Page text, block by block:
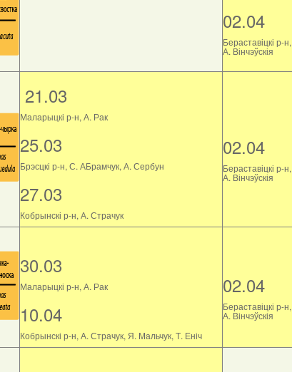
02.04
Бераставіцкі р-
А. Вінчэўскія
21.03
Маларыцкі р-н, А. Рак
25.03
Брэсцкі р-н, С. АБрамчук, А. Сербун
27.03
Кобрынскі р-н, А. Страчук
02.04
Бераставіцкі р-
А. Вінчэўскія
30.03
Маларыцкі р-н, А. Рак
10.04
Кобрынскі р-н, А. Страчук, Я. Мальчук, Т. Еніч
02.04
Бераставіцкі р-
А. Вінчэўскія